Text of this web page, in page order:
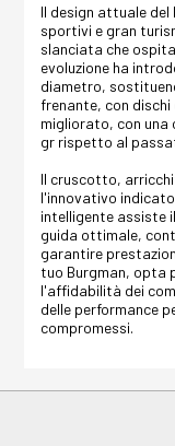
Il design attuale del
sportivi e gran
slanciata che
evoluzione ha
diametro,
frenante, con dischi
migliorato, con una
gr rispetto al
Il cruscotto,
l'innovativo
intelligente assiste
guida ottimale,
garantire
tuo Burgman, opta
l'affidabilità dei
delle performance
compromessi.